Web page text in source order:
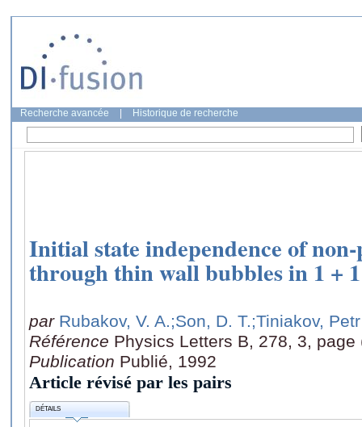
Recherche avancée Historique de recherche
Initial state independence of
through thin wall bubbles in 1 +
par Rubakov, V. A.;Son, D. T.;Tiniakov, Petr
Référence Physics Letters B, 278, 3, page
Publication Publié, 1992
Article révisé par les pairs
DÉTAILS